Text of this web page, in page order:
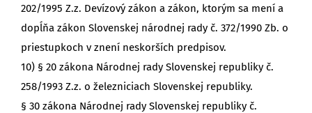
202/1995 Z.z. Devízový zákon a zákon, ktorým sa mení a
dopĺňa zákon Slovenskej národnej rady č. 372/1990 Zb. o
priestupkoch v znení neskorších predpisov.
10) § 20 zákona Národnej rady Slovenskej republiky č.
258/1993 Z.z. o železniciach Slovenskej republiky.
§ 30 zákona Národnej rady Slovenskej republiky č.